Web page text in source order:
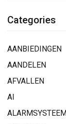
Categories
AANBIEDINGEN
AANDELEN
AFVALLEN
AI